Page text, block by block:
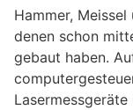
Hammer,
denen schon
gebaut haben.